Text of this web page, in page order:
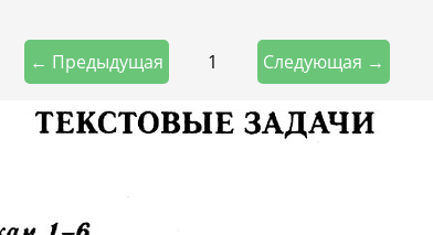
← Предыдущая 1 Следующая →